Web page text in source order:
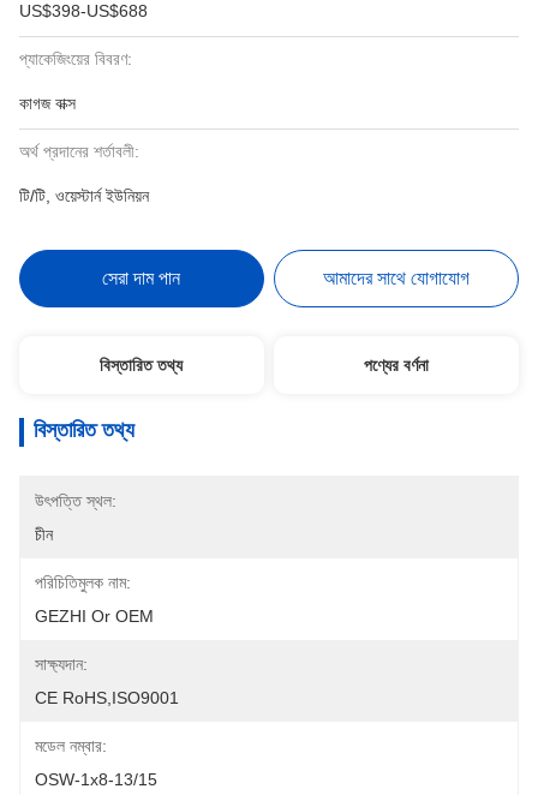
US$398-US$688
প্যাকেজিংয়ের বিবরণ:
কাগজ বাক্স
অর্থ প্রদানের শর্তাবলী:
টি/টি, ওয়েস্টার্ন ইউনিয়ন
সেরা দাম পান আমাদের সাথে যোগাযোগ
বিস্তারিত তথ্য পণ্যের বর্ণনা
বিস্তারিত তথ্য
উৎপত্তি স্থল:
চীন
পরিচিতিমুলক নাম:
GEZHI Or OEM
সাক্ষ্যদান:
CE RoHS,ISO9001
মডেল নম্বার:
OSW-1x8-13/15